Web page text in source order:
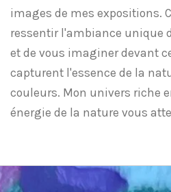
images de mes expositions.
ressentir l'ambiance unique
et de vous imaginer devant
capturent l'essence de la
couleurs. Mon univers riche
énergie de la nature vous